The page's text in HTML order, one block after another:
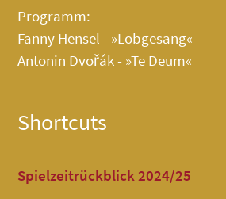
Programm:
Fanny Hensel - »Lobgesang«
Antonin Dvořák - »Te Deum«
Shortcuts
Spielzeitrückblick 2024/25